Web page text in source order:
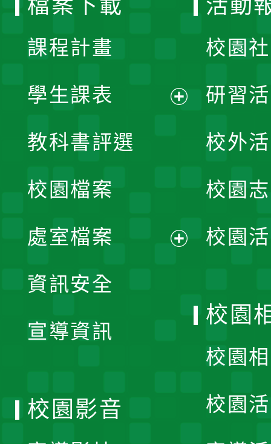
檔案下載
課程計畫
學生課表
單
教科書評選
校園檔案
處室檔案
資訊安全
宣導資訊
活動
校園
研習
校外
校園
校園
校園
校園
校園
校園影音